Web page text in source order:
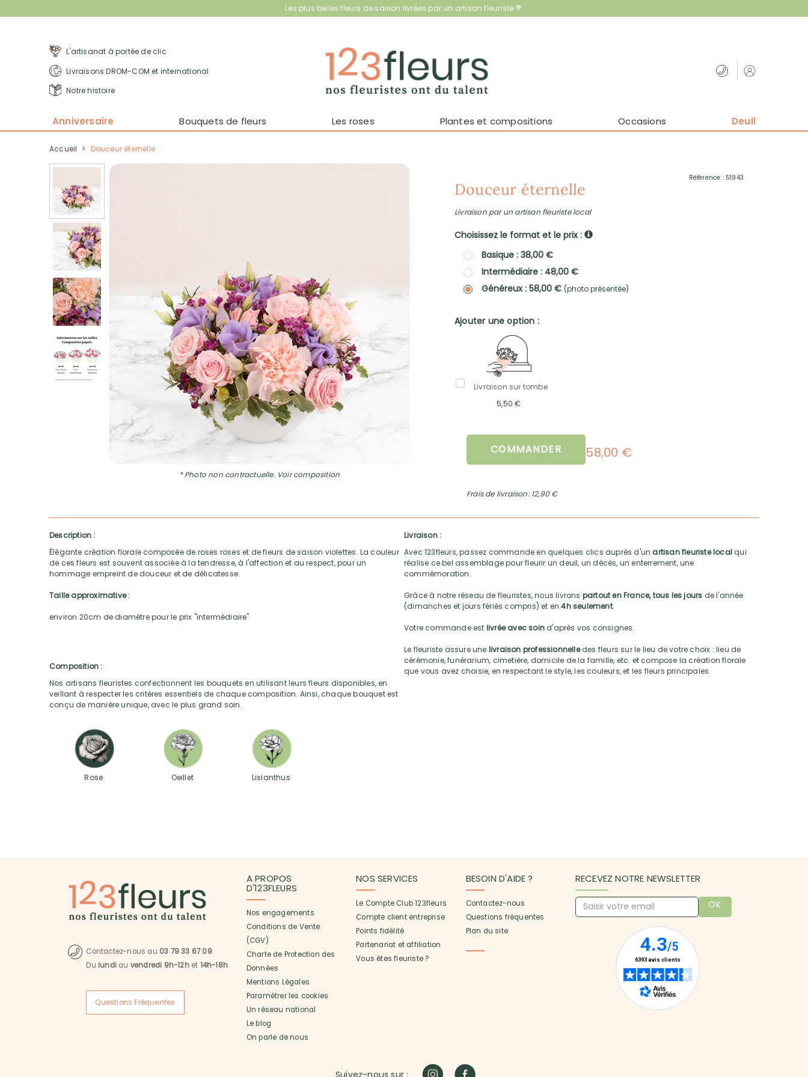
Les plus belles fleurs de saison livrées par un artisan fleuriste 💐
L'artisanat à portée de clic
Livraisons DROM-COM et international
Notre histoire
Anniversaire Bouquets de fleurs Les roses Plantes et compositions Occasions Deuil
Accueil > Douceur éternelle
* Photo non contractuelle. Voir composition
Référence : 51943
Douceur éternelle
Livraison par un artisan fleuriste local
Choisissez le format et le prix :
Basique : 38,00 €
Intermédiaire : 48,00 €
Généreux : 58,00 € (photo présentée)
Ajouter une option :
Livraison sur tombe
5,50 €
COMMANDER 58,00 €
Frais de livraison: 12,90 €
Description :
Élégante création florale composée de roses roses et de fleurs de saison violettes. La couleur
de ces fleurs est souvent associée à la tendresse, à l'affection et au respect, pour un
hommage empreint de douceur et de délicatesse.
Taille approximative :
environ 20cm de diamètre pour le prix "intermédiaire"
Composition :
Nos artisans fleuristes confectionnent les bouquets en utilisant leurs fleurs disponibles, en
veillant à respecter les critères essentiels de chaque composition. Ainsi, chaque bouquet est
conçu de manière unique, avec le plus grand soin.
Rose Oeillet Lisianthus
Livraison :
Avec 123fleurs, passez commande en quelques clics auprès d'un artisan fleuriste localqui
réalise ce bel assemblage pour fleurir un deuil, un décès, un enterrement, une
commémoration.
Grâce à notre réseau de fleuristes, nous livrons partout en France, tous les jours de l'année
(dimanches et jours fériés compris) et en4h seulement.
Votre commande est livrée avec soind'après vos consignes.
Le fleuriste assure une livraison professionnelledes fleurs sur le lieu de votre choix : lieu de
cérémonie, funérarium, cimetière, domicile de la famille, etc. et compose la création florale
que vous avez choisie, en respectant le style, les couleurs, et les fleurs principales.
Contactez-nous au 03 79 33 67 09
Du lundi au vendredi 9h-12het 14h-18h
Questions Fréquentes
A PROPOS
D'123FLEURS
Nos engagements
Conditions de Vente
(CGV)
Charte de Protection des
Données
Mentions Légales
Paramétrer les cookies
Un réseau national
Le blog
On parle de nous
NOS SERVICES
Le Compte Club 123fleurs
Compte client entreprise
Points fidélité
Partenariat et affiliation
Vous êtes fleuriste ?
BESOIN D'AIDE ?
Contactez-nous
Questions fréquentes
Plan du site
RECEVEZ NOTRE NEWSLETTER
OK
Suivez-nous sur :